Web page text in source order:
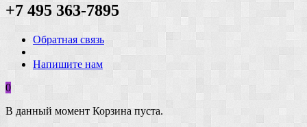
+7 495 363-7895
Обратная связь
Напишите нам
0
В данный момент Корзина пуста.